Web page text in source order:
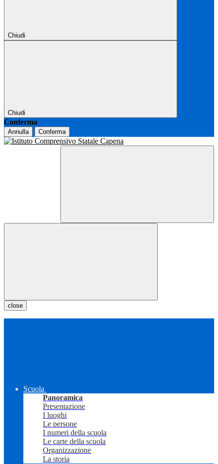
Chiudi
Chiudi
Conferma
Annulla Conferma
close
Scuola
Panoramica
Presentazione
I luoghi
Le persone
I numeri della scuola
Le carte della scuola
Organizzazione
La storia